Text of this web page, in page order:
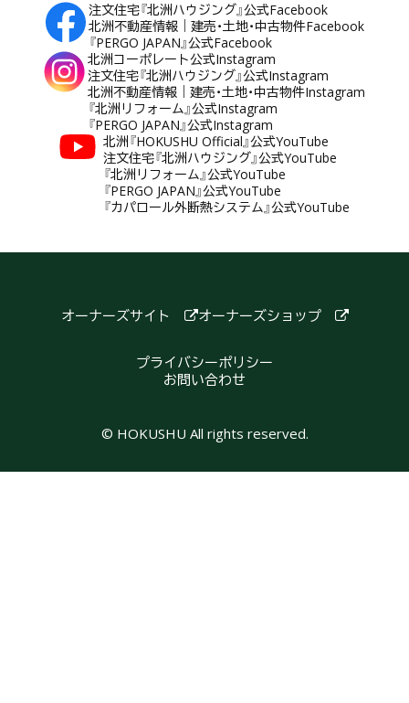
注文住宅『北洲ハウジング』公式Facebook
北洲不動産情報｜建売・土地・中古物件Facebook
『PERGO JAPAN』公式Facebook
北洲コーポレート公式Instagram
注文住宅『北洲ハウジング』公式Instagram
北洲不動産情報｜建売・土地・中古物件Instagram
『北洲リフォーム』公式Instagram
『PERGO JAPAN』公式Instagram
北洲『HOKUSHU Official』公式YouTube
注文住宅『北洲ハウジング』公式YouTube
『北洲リフォーム』公式YouTube
『PERGO JAPAN』公式YouTube
『カパロール外断熱システム』公式YouTube
オーナーズサイト オーナーズショップ
プライバシーポリシー
お問い合わせ
© HOKUSHU All rights reserved.